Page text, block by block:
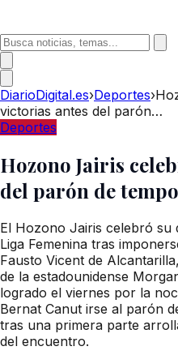
DiarioDigital.es›Deportes›
victorias antes del parón…
Deportes
Hozono Jairis
del parón de
El Hozono Jairis celebró su
Liga Femenina tras
Fausto Vicent de
de la estadounidense
logrado el viernes por la
Bernat Canut irse al parón
tras una primera parte
del encuentro.